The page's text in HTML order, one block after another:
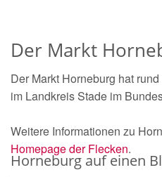
Der Markt
Der Markt Horneburg hat
im Landkreis Stade im
Weitere Informationen zu
Homepage der Flecken.
Horneburg auf einen